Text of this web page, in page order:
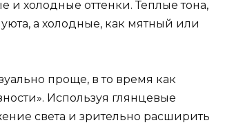
и холодные оттенки. Теплые тона,
а холодные, как мятный или
проще, в то время как
Используя глянцевые
света и зрительно расширить